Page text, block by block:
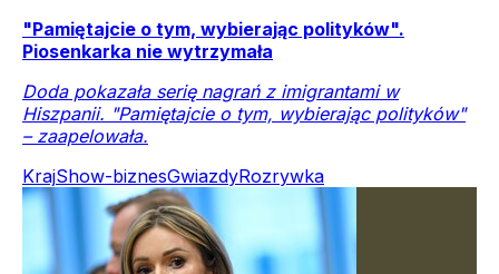
"Pamiętajcie o tym, wybierając polityków".
Piosenkarka nie wytrzymała
Doda pokazała serię nagrań z imigrantami w
Hiszpanii. "Pamiętajcie o tym, wybierając polityków"
– zaapelowała.
KrajShow-biznesGwiazdyRozrywka